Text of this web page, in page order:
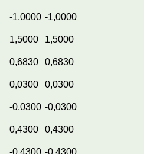
-1,0000 -1,0000
1,5000
1,5000
0,6830 0,6830
0,0300
0,0300
-0,0300 -0,0300
0,4300
0,4300
-0,4300 -0,4300